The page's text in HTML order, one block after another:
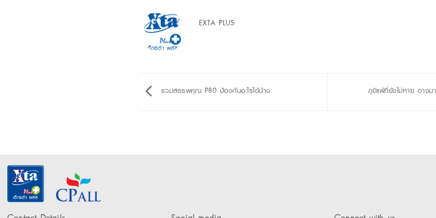
EXTA PLUS
รวมสรรพคุณ P80 ป้องกันอะไรได้บ้าง ภูมิแพ้ที่ยังไม่หาย อาจม